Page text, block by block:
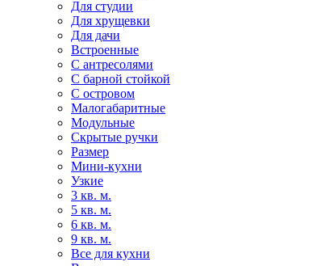
Для студии
Для хрущевки
Для дачи
Встроенные
С антресолями
С барной стойкой
С островом
Малогабаритные
Модульные
Скрытые ручки
Размер
Мини-кухни
Узкие
3 кв. м.
5 кв. м.
6 кв. м.
9 кв. м.
Все для кухни